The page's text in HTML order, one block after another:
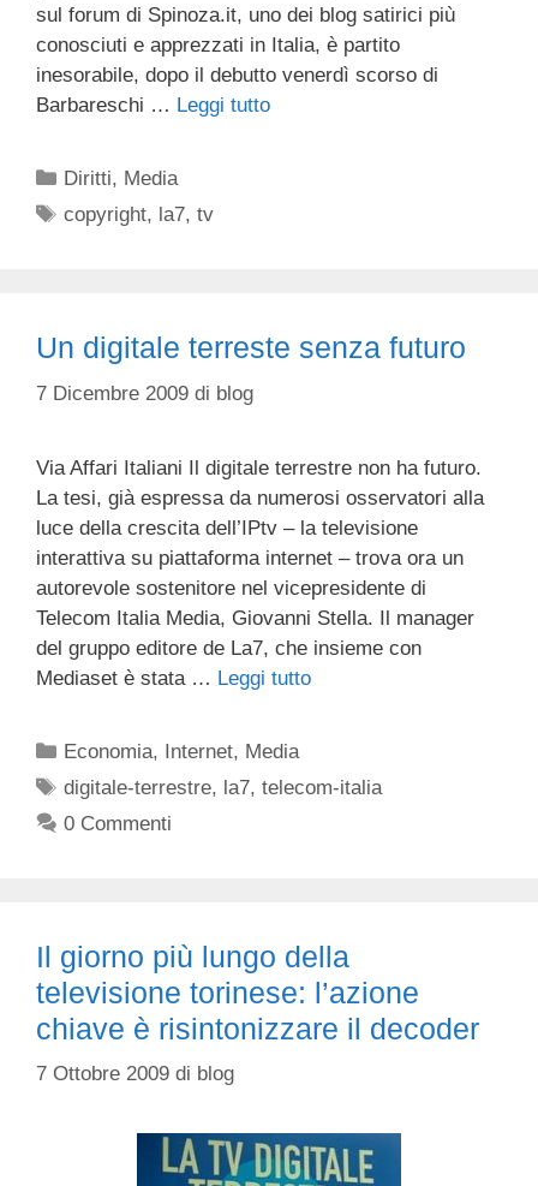
sul forum di Spinoza.it, uno dei blog satirici più
conosciuti e apprezzati in Italia, è partito
inesorabile, dopo il debutto venerdì scorso di
Barbareschi … Leggi tutto
Categorie
Diritti, Media
Tag
copyright, la7,tv
Un digitale terreste senza futuro
7 Dicembre 2009 di blog
Via Affari Italiani Il digitale terrestre non ha futuro.
La tesi, già espressa da numerosi osservatori alla
luce della crescita dell’IPtv – la televisione
interattiva su piattaforma internet – trova ora un
autorevole sostenitore nel vicepresidente di
Telecom Italia Media, Giovanni Stella. Il manager
del gruppo editore de La7, che insieme con
Mediaset è stata … Leggi tutto
Categorie
Economia, Internet, Media
Tag
digitale-terrestre, la7,telecom-italia
0 Commenti
Il giorno più lungo della
televisione torinese: l’azione
chiave è risintonizzare il decoder
7 Ottobre 2009 di blog